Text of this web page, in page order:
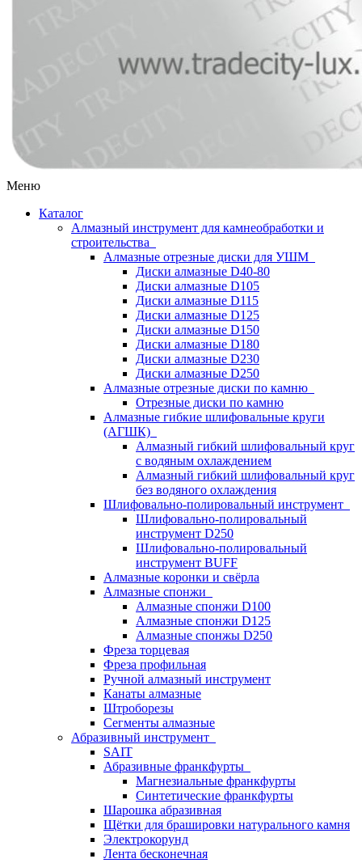
Меню
Каталог
Алмазный инструмент для камнеобработки и
строительства
Алмазные отрезные диски для УШМ
Диски алмазные D40-80
Диски алмазные D105
Диски алмазные D115
Диски алмазные D125
Диски алмазные D150
Диски алмазные D180
Диски алмазные D230
Диски алмазные D250
Алмазные отрезные диски по камню
Отрезные диски по камню
Алмазные гибкие шлифовальные круги
(АГШК)
Алмазный гибкий шлифовальный круг
с водяным охлаждением
Алмазный гибкий шлифовальный круг
без водяного охлаждения
Шлифовально-полировальный инструмент
Шлифовально-полировальный
инструмент D250
Шлифовально-полировальный
инструмент BUFF
Алмазные коронки и свёрла
Алмазные спонжи
Алмазные спонжи D100
Алмазные спонжи D125
Алмазные спонжы D250
Фреза торцевая
Фреза профильная
Ручной алмазный инструмент
Канаты алмазные
Штроборезы
Сегменты алмазные
Абразивный инструмент
SAIT
Абразивные франкфурты
Магнезиальные франкфурты
Синтетические франкфурты
Шарошка абразивная
Щётки для брашировки натурального камня
Электрокорунд
Лента бесконечная